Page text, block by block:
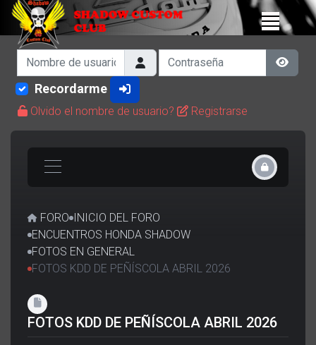
Nombre de usuario Contraseña
Show
Recordarme
Olvido el nombre de usuario? Registrarse
FORO INICIO DEL FORO
ENCUENTROS HONDA SHADOW
FOTOS EN GENERAL
FOTOS KDD DE PEÑÍSCOLA ABRIL 2026
FOTOS KDD DE PEÑÍSCOLA ABRIL 2026